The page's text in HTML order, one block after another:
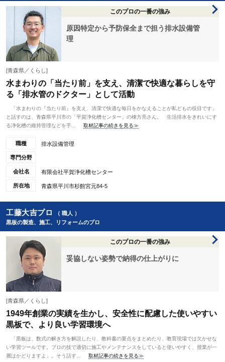
このプロの一番の強み
原因特定から予防保全まで担う排水設備管
理
[青森県／くらし]
水まわりの「当たり前」を支え、清潔で快適な暮らしを守
る「排水管のドクター」として活動
「水まわりの『当たり前』を支え、清潔で快適な毎日をかなえることが私どもの役目です」
と話すのは、青森県平川市の「平賀浄化槽センター」の棟方亮さん。 生活排水をきれいにす
る浄化槽の維持管理などを手...
取材記事の続きを見る≫
職種 排水設備管理
専門分野
会社名 有限会社平賀浄化槽センター
所在地 青森県平川市杉館宮元84-5
工藤大吉プロ
（ 職人 ）
黒板の製造、施工、リフォームのプロ
このプロの一番の強み
妥協しない姿勢で納得の仕上がりに
[青森県／くらし]
1949年創業の実績を生かし、安全性に配慮した使いやすい
黒板で、より良い学習環境へ
「黒板は、数式の解き方を解説したり、教科書の要点をまとめたり、教育現場では欠かせな
い学習ツールです。プロの技で適切に施工やメンテナンスをしていると使いやすく、授業が一
層はかどりますよ」。そう話す...
取材記事の続きを見る≫